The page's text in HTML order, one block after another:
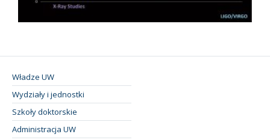
Władze UW
Wydziały i jednostki
Szkoły doktorskie
Administracja UW